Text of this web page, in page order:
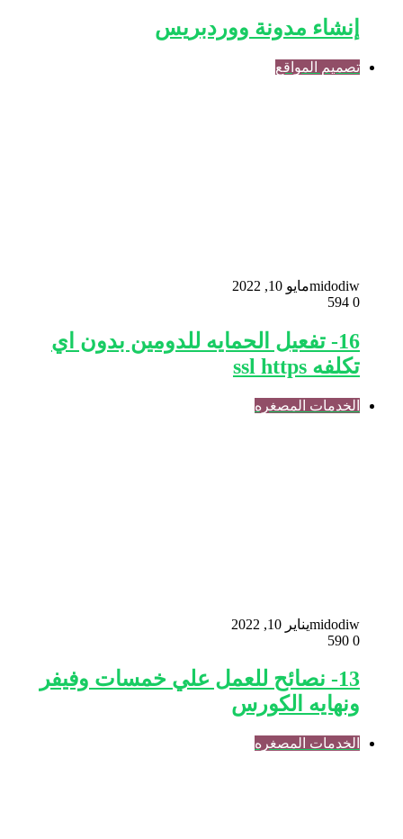
إنشاء مدونة ووردبريس
تصميم المواقع
midodiwمايو 10, 2022
0
16- تفعيل الحمايه للدومين بدون اي
تكلفه ssl https
الخدمات المصغره
midodiwيناير 10, 2022
0
13- نصائح للعمل علي خمسات وفيفر
ونهايه الكورس
الخدمات المصغره